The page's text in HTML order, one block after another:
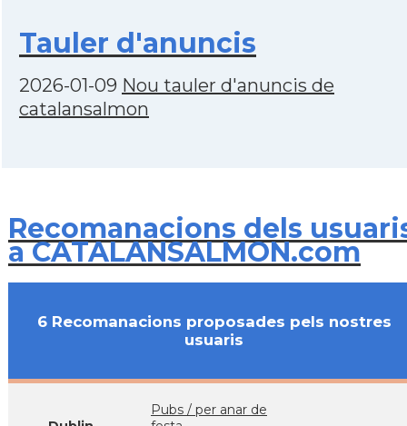
Tauler d'anuncis
2026-01-09 Nou tauler d'anuncis de
catalansalmon
Recomanacions dels
a CATALANSALMON.com
6 Recomanacions proposades pels nostres
usuaris
Pubs / per anar de